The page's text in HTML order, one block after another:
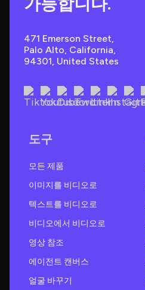
471 Emerson Street,
Palo Alto, California,
94301, United States
도구
모든 제품
이미지를 비디오로
텍스트를 비디오로
비디오에서 비디오로
영상 참조
에이전트 캔버스
얼굴 바꾸기